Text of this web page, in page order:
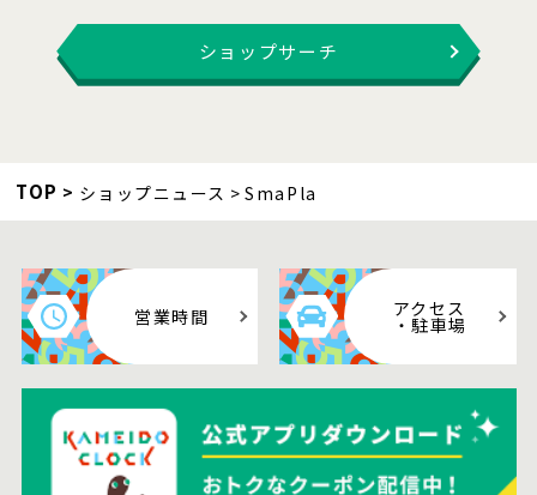
ショップサーチ
TOP ショップニュース SmaPla
営業時間 アクセス
・駐車場